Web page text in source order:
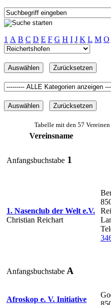
1 A B C D E F G H I J K L M O
Tabelle mit den 57
Vereinsname
Anfangsbuchstabe 1
1. Nasenclub der Welt e.V.
Christian Reichart
Anfangsbuchstabe A
Afroskop e. V. Initiative